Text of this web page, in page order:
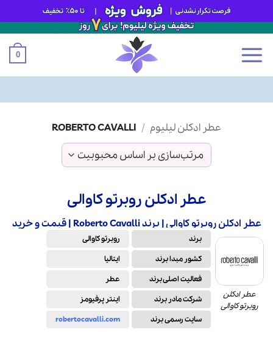
0
عطر ادکلن لیلیوم /
عطر ادکلن روبرتو کاوالی
عطر ادکلن روبرتو کاوالی | برند Roberto Cavalli | قیمت و خرید
عطر ادکلن
روبرتو کاوالی
برند
روبرتو کاوالی
کشور مبدا برند
ایتالیا
فعالیت اصلی برند
عطر
شرکت مادر برند
اینتر پرفیومز
سایت رسمی برند
robertocavalli.com